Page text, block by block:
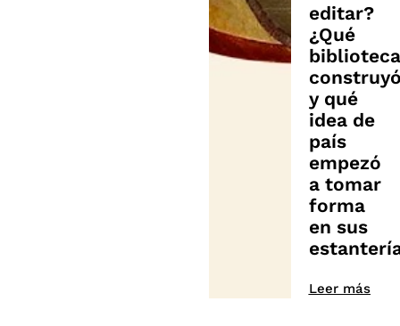
editar?
¿Qué
biblioteca
y qué
idea de
país
empezó
a tomar
forma
en sus
Leer más